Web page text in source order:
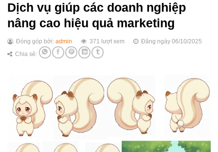
Dịch vụ giúp các doanh nghiệp
nâng cao hiệu quả marketing
Đóng góp bởi: admin 371 lượt xem
Đăng ngày 06/10/2025
Chia sẻ: